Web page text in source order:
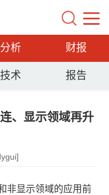
分析 财报
技术 报告
、显示领域再升
非显示领域的应用前